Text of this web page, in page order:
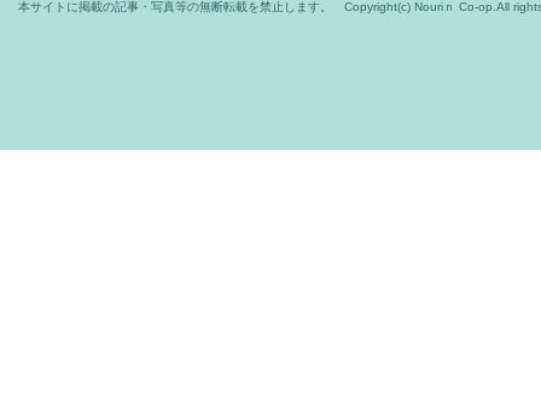
本サイトに掲載の記事・写真等の無断転載を禁止します。 Copyright(c) Nouriｎ Co-op.All